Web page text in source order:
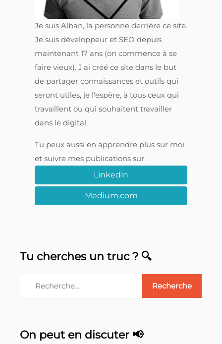
Je suis Alban, la personne derrière ce site.
Je suis développeur et SEO depuis
maintenant 17 ans (on commence à se
faire vieux). J'ai créé ce site dans le but
de partager connaissances et outils qui
seront utiles, je l'espère, à tous ceux qui
travaillent ou qui souhaitent travailler
dans le digital.
Tu peux aussi en apprendre plus sur moi
et suivre mes publications sur :
Linkedin
Medium.com
Tu cherches un truc ? 🔍
On peut en discuter 📢